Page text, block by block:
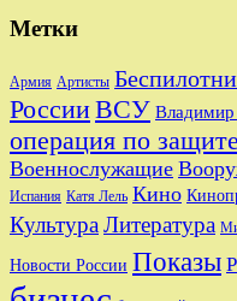
Метки
Армия Артисты
РоссииВСУ
операция по
Военнослужащие
Испания Катя Лель Кино
КультураЛитература
Новости России Показы